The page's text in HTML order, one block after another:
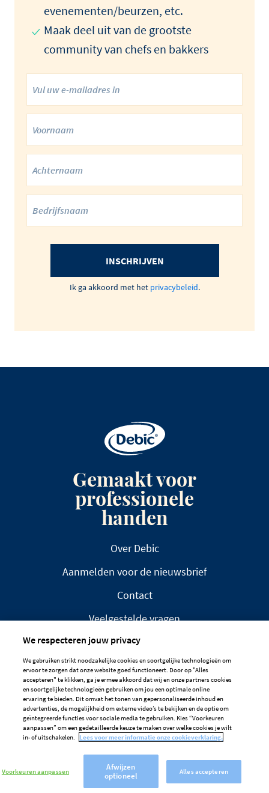
evenementen/beurzen, etc.
Maak deel uit van de grootste
community van chefs en bakkers
INSCHRIJVEN
Ik ga akkoord met het privacybeleid.
Gemaakt voor
professionele
handen
Over Debic
Aanmelden voor de nieuwsbrief
Contact
Veelgestelde vragen
DISCLAIMER
PRIVACYBELEID
COOKIEBELEID
Cookievoorkeuren
We respecteren jouw privacy
We gebruiken strikt noodzakelijke cookies en soortgelijke technologieën om
ervoor te zorgen dat onze website goed functioneert. Door op "Alles
accepteren" te klikken, ga je ermee akkoord dat wij en onze partners cookies
en soortgelijke technologieën gebruiken om jou een optimale online
ervaring te bieden. Dit omvat het tonen van gepersonaliseerde inhoud en
advertenties, de mogelijkheid om externe video’s te bekijken en de optie om
geïntegreerde functies voor sociale media te gebruiken. Kies “Voorkeuren
aanpassen” om een gedetailleerde keuze te maken over welke cookies je wilt
in- of uitschakelen.
Lees voor meer informatie onze cookieverklaring.
Voorkeuren aanpassen
Afwijzen
optioneel
Alles accepteren